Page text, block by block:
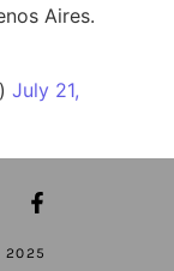
Aires.
July 21,
2025